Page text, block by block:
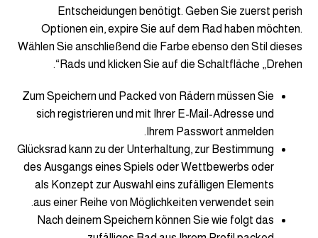
Entscheidungen benötigt. Geben Sie zuerst perish
Optionen ein, expire Sie auf dem Rad haben möchten.
Wählen Sie anschließend die Farbe ebenso den Stil dieses
Rads und klicken Sie auf die Schaltfläche „Drehen“.
Zum Speichern und Packed von Rädern müssen Sie
sich registrieren und mit Ihrer E-Mail-Adresse und
Ihrem Passwort anmelden.
Glücksrad kann zu der Unterhaltung, zur Bestimmung
des Ausgangs eines Spiels oder Wettbewerbs oder
als Konzept zur Auswahl eins zufälligen Elements
aus einer Reihe von Möglichkeiten verwendet sein.
Nach deinem Speichern können Sie wie folgt das